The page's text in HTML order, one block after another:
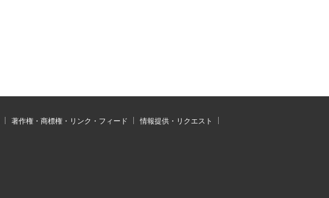
著作権・商標権・リンク・フィード
情報提供・リクエスト